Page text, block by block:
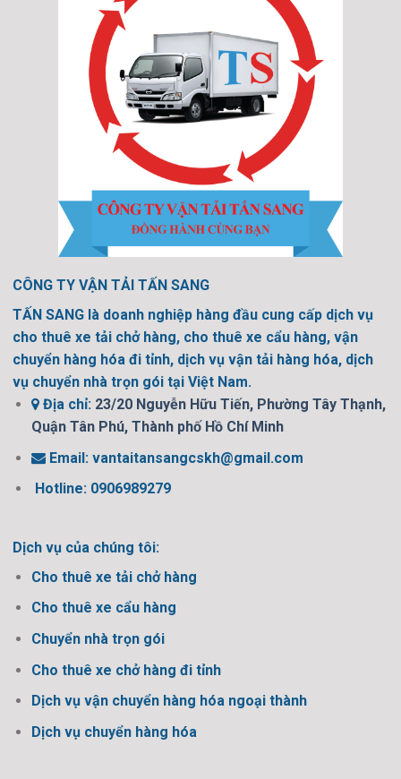
CÔNG TY VẬN TẢI TẤN SANG
TẤN SANG là doanh nghiệp hàng đầu cung cấp dịch vụ
cho thuê xe tải chở hàng, cho thuê xe cẩu hàng, vận
chuyển hàng hóa đi tỉnh, dịch vụ vận tải hàng hóa, dịch
vụ chuyển nhà trọn gói tại Việt Nam.
Địa chỉ: 23/20 Nguyễn Hữu Tiến, Phường Tây Thạnh,
Quận Tân Phú, Thành phố Hồ Chí Minh
Email:vantaitansangcskh@gmail.com
Hotline: 0906989279
Dịch vụ của chúng tôi:
Cho thuê xe tải chở hàng
Cho thuê xe cẩu hàng
Chuyển nhà trọn gói
Cho thuê xe chở hàng đi tỉnh
Dịch vụ vận chuyển hàng hóa ngoại thành
Dịch vụ chuyển hàng hóa